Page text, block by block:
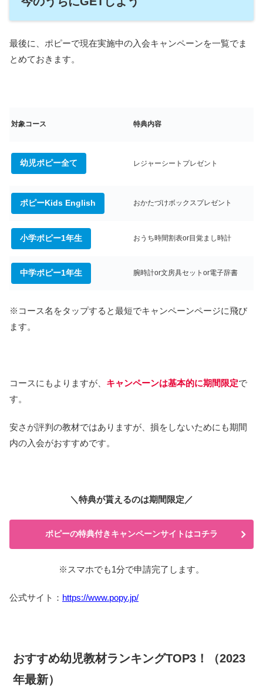
最後に、ポピーで現在実施中の入会キャンペーンを一覧でま
とめておきます。
対象コース 特典内容
幼児ポピー全て レジャーシートプレゼント
ポピーKids English おかたづけボックスプレゼント
小学ポピー1年生 おうち時間割表or目覚まし時計
中学ポピー1年生 腕時計or文房具セットor電子辞書
※コース名をタップすると最短でキャンペーンページに飛び
ます。
コースにもよりますが、 キャンペーンは基本的に期間限定で
す。
安さが評判の教材ではありますが、損をしないためにも期間
内の入会がおすすめです。
＼特典が貰えるのは期間限定／
ポピーの特典付きキャンペーンサイトはコチラ
※スマホでも1分で申請完了します。
公式サイト： https://www.popy.jp/
おすすめ幼児教材ランキングTOP3！（2023
年最新）